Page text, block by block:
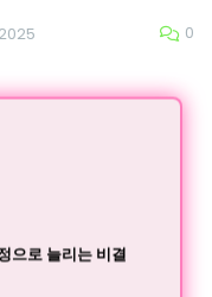
0
으로 늘리는 비결